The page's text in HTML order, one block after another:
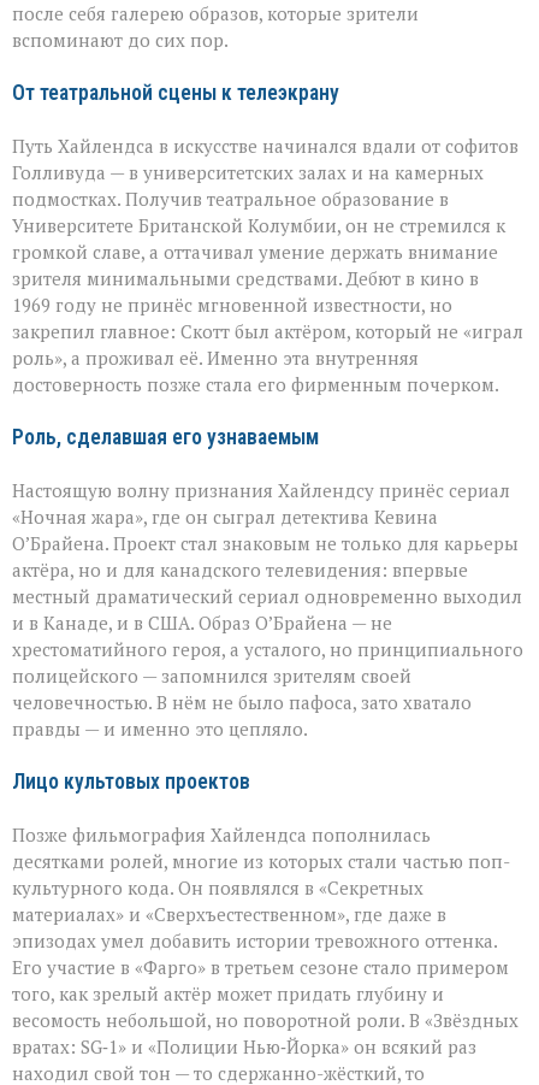
после себя галерею образов, которые зрители
вспоминают до сих пор.
От театральной сцены к телеэкрану
Путь Хайлендса в искусстве начинался вдали от софитов
Голливуда — в университетских залах и на камерных
подмостках. Получив театральное образование в
Университете Британской Колумбии, он не стремился к
громкой славе, а оттачивал умение держать внимание
зрителя минимальными средствами. Дебют в кино в
1969 году не принёс мгновенной известности, но
закрепил главное: Скотт был актёром, который не «играл
роль», а проживал её. Именно эта внутренняя
достоверность позже стала его фирменным почерком.
Роль, сделавшая его узнаваемым
Настоящую волну признания Хайлендсу принёс сериал
«Ночная жара», где он сыграл детектива Кевина
О’Брайена. Проект стал знаковым не только для карьеры
актёра, но и для канадского телевидения: впервые
местный драматический сериал одновременно выходил
и в Канаде, и в США. Образ О’Брайена — не
хрестоматийного героя, а усталого, но принципиального
полицейского — запомнился зрителям своей
человечностью. В нём не было пафоса, зато хватало
правды — и именно это цепляло.
Лицо культовых проектов
Позже фильмография Хайлендса пополнилась
десятками ролей, многие из которых стали частью поп-
культурного кода. Он появлялся в «Секретных
материалах» и «Сверхъестественном», где даже в
эпизодах умел добавить истории тревожного оттенка.
Его участие в «Фарго» в третьем сезоне стало примером
того, как зрелый актёр может придать глубину и
весомость небольшой, но поворотной роли. В «Звёздных
вратах: SG‑1» и «Полиции Нью‑Йорка» он всякий раз
находил свой тон — то сдержанно-жёсткий, то